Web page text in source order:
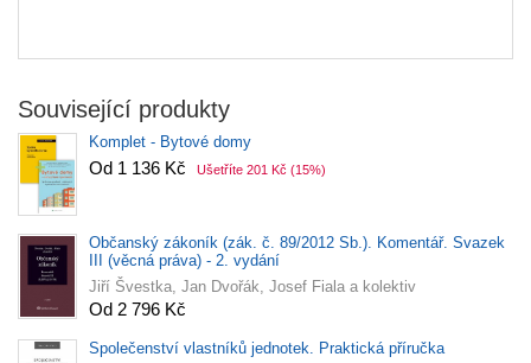
Související produkty
Komplet - Bytové domy
Od 1 136 Kč Ušetříte 201 Kč (15%)
Občanský zákoník (zák. č. 89/2012 Sb.). Komentář. Svazek
III (věcná práva) - 2. vydání
Jiří Švestka, Jan Dvořák, Josef Fiala a kolektiv
Od 2 796 Kč
Společenství vlastníků jednotek. Praktická příručka